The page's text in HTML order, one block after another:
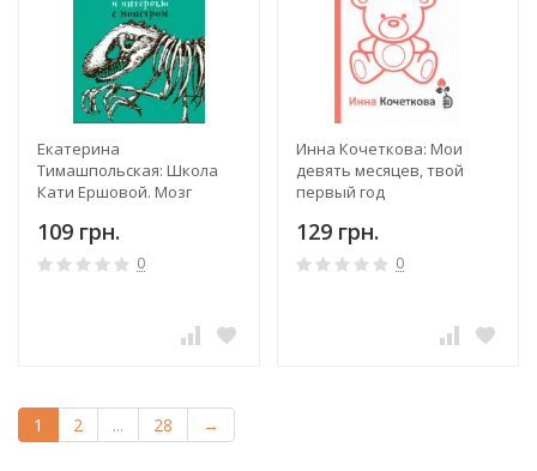
Екатерина
Тимашпольская: Школа
Кати Ершовой. Мозг
монстром
109 грн.
0
Инна Кочеткова: Мои
девять месяцев, твой
первый год
129 грн.
0
1 2 ... 28 →